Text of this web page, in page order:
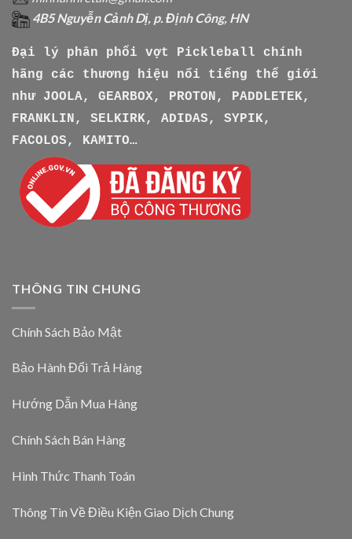
4B5 Nguyễn Cảnh Dị, p. Định Công, HN
Đại lý phân phối vợt Pickleball chính
hãng các thương hiệu nổi tiếng thế giới
như
JOOLA, GEARBOX, PROTON, PADDLETEK,
FRANKLIN, SELKIRK, ADIDAS, SYPIK,
FACOLOS, KAMITO…
THÔNG TIN CHUNG
Chính Sách Bảo Mật
Bảo Hành Đổi Trả Hàng
Hướng Dẫn Mua Hàng
Chính Sách Bán Hàng
Hình Thức Thanh Toán
Thông Tin Về Điều Kiện Giao Dịch Chung